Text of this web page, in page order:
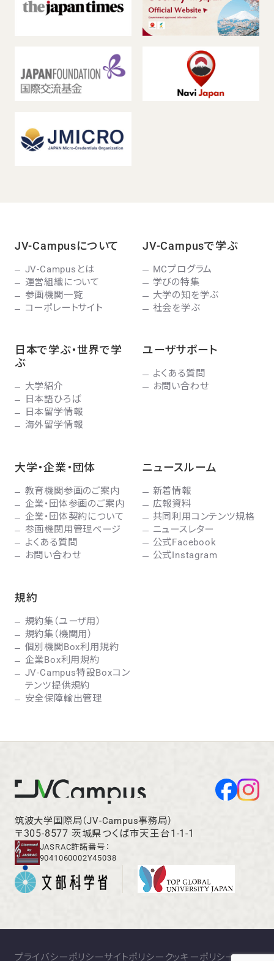
JV-Campusについて
JV-Campusとは
運営組織について
参画機関一覧
コーポレートサイト
JV-Campusで学ぶ
MCプログラム
学びの特集
大学の知を学ぶ
社会を学ぶ
日本で学ぶ・世界で学
ぶ
大学紹介
日本語ひろば
日本留学情報
海外留学情報
ユーザサポート
よくある質問
お問い合わせ
大学・企業・団体
教育機関参画のご案内
企業・団体参画のご案内
企業・団体契約について
参画機関用管理ページ
よくある質問
お問い合わせ
ニュースルーム
新着情報
広報資料
共同利用コンテンツ規格
ニュースレター
公式Facebook
公式Instagram
規約
規約集（ユーザ用）
規約集（機関用）
個別機関Box利用規約
企業Box利用規約
JV-Campus特設Boxコン
テンツ提供規約
安全保障輸出管理
筑波大学国際局（JV-Campus事務局）
〒305-8577 茨城県つくば市天王台1-1-1
JASRAC許諾番号：
9041060002Y45038
プライバシーポリシーサイトポリシー クッキーポリシー